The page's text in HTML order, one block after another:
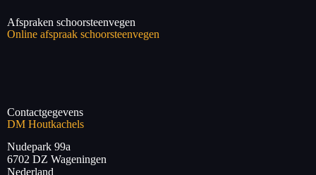
Afspraken schoorsteenvegen
Online afspraak schoorsteenvegen
Contactgegevens
DM Houtkachels
Nudepark 99a
6702 DZ Wageningen
Nederland